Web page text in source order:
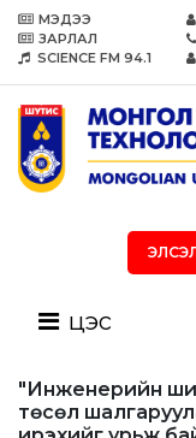
МЭДЭЭ
ЗАРЛАЛ
SCIENCE FM 94.1
цэс
"Инженерийн
төсөл